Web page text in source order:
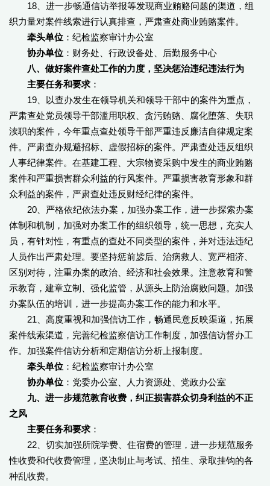
18、进一步畅通信访举报等发现商业贿赂问题的渠道，组
织力量对案件线索进行认真排查，严肃查处商业贿赂案件。
牵头单位 ：纪检监察审计办公室
协办单位 ：财务处、行政设备处、后勤服务中心
八、做好案件查处工作的力度，坚决惩治违纪违法行为
主要任务和要求 ：
19、以查办发生在领导机关和领导干部中的案件为重点，
严肃查处党员领导干部滥用职权、贪污贿赂、腐化堕落、失职
渎职的案件，今年重点查处领导干部严重违反廉洁自律规定案
件。严肃查办规避招标、虚假招标的案件。严肃查处违反组织
人事纪律案件。在基建工程、大宗物资采购中发生的商业贿赂
案件和严重损害群众利益的行风案件。严重损害教育形象和群
众利益的案件，严肃查处违反财经纪律的案件。
20、严格依纪依法办案，加强办案工作，进一步探索办案
体制和机制，加强对办案工作的组织领导，统一思想，充实人
员，有针对性，有重点的查处不同类型的案件，并对违法违纪
人员作出严肃处理。要坚持惩前毖后、治病救人、宽严相济、
区别对待，注重办案的政治、经济和社会效果。注意教育和警
示教育，建章立制、强化监管，从源头上防治腐败问题。加强
办案队伍的培训，进一步提高办案工作的能力和水平。
21、高度重视和加强信访工作，畅通民意反映渠道，拓展
案件线索渠道，完善纪检监察信访工作制度，加强信访督办工
作。加强案件信访分析和定期信访分析上报制度。
牵头单位 ：纪检监察审计办公室
协办单位 ：党委办公室、人力资源处、党政办公室
九、进一步规范教育收费，纠正损害群众切身利益的不正
之风
主要任务和要求 ：
22、切实加强所院学费、住宿费的管理，进一步规范服务
性收费和代收费管理，坚决制止与考试、招生、录取挂钩的各
种乱收费。